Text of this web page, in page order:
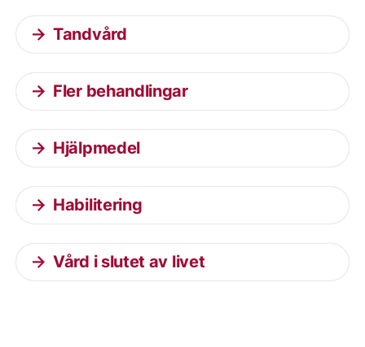
Tandvård
Fler behandlingar
Hjälpmedel
Habilitering
Vård i slutet av livet